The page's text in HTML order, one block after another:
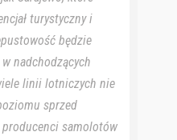
turystyczny i
będzie
nadchodzących
linii lotniczych nie
sprzed
producenci samolotów